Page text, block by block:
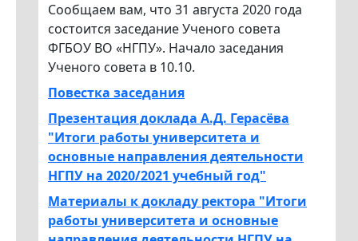
Сообщаем вам, что 31 августа 2020 года
состоится заседание Ученого совета
ФГБОУ ВО «НГПУ». Начало заседания
Ученого совета в 10.10.
Повестка заседания
Презентация доклада А.Д. Герасёва
"Итоги работы университета и
основные направления деятельности
НГПУ на 2020/2021 учебный год"
Материалы к докладу ректора "Итоги
работы университета и основные